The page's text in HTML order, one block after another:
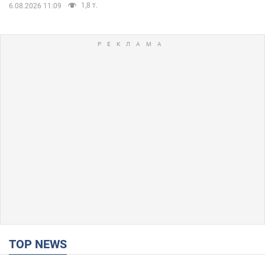
6.08.2026 11:09 1,8 т.
TOP NEWS